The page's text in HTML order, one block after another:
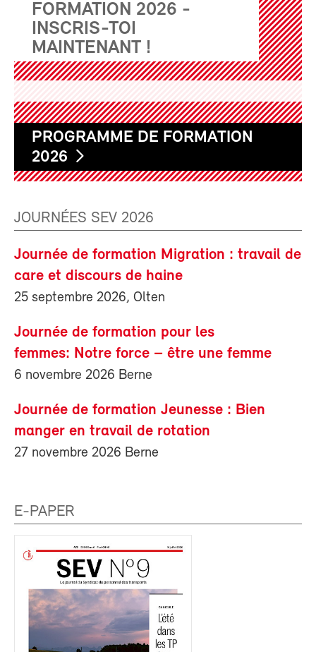
FORMATION 2026 -
INSCRIS-TOI
MAINTENANT !
PROGRAMME DE FORMATION
2026
JOURNÉES SEV 2026
Journée de formation Migration : travail de
care et discours de haine
25 septembre 2026, Olten
Journée de formation pour les
femmes: Notre force – être une femme
6 novembre 2026 Berne
Journée de formation Jeunesse : Bien
manger en travail de rotation
27 novembre 2026 Berne
E-PAPER